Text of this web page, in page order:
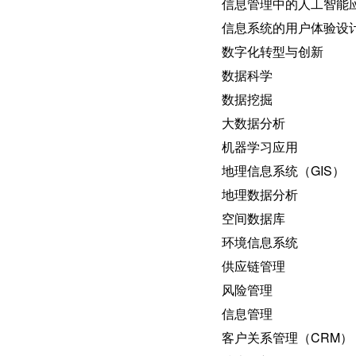
信息管理中的人工智能
信息系统的用户体验设
数字化转型与创新
数据科学
数据挖掘
大数据分析
机器学习应用
地理信息系统（GIS）
地理数据分析
空间数据库
环境信息系统
供应链管理
风险管理
信息管理
客户关系管理（CRM）